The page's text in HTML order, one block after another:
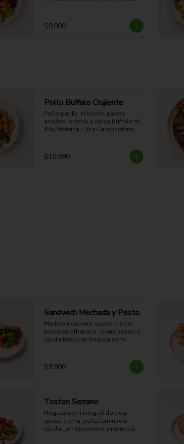
44g Proteina - 45g Carbohidratos -
18g grasa - 9g Fibra - 499 Kcal
$9.990
Pollo Buffalo Crujiente
Pollo panko al horno, papas
asadas, brócoli y salsa buffalo fit.
44g Proteina - 35g Carbohidratos -
$10.990
Sandwich Mechada y Pesto
Mechada caliente, queso crema,
pesto de albahaca, cherry asado y
rúcula fresca en hogaza semi
45g grasa - 8g Fibra - 778 Kcal
$8.990
Toston Serrano
Hogaza semi integral dorada,
queso crema, palta laminada,
rúcula, jamón serrano y reducción